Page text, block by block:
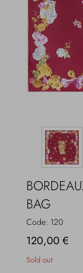
Overcoats
Hats and Gloves
BAG
Code: 120
120,00 €
Sold out